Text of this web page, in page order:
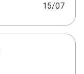
15/07